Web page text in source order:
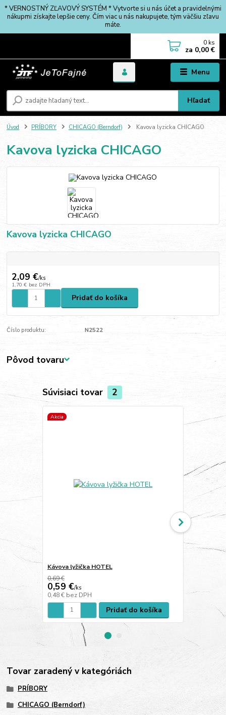
* VERNOSTNÝ ZĽAVOVÝ SYSTÉM * Vytvorte si u nás účet a pravidelnými
nákupmi získajte lepšie ceny. Čím viac u nás nakupujete, tým väčšiu zľavu
máte.
Menu
Hľadať
0 ks
za 0,00 €
Úvod PRÍBORY CHICAGO (Berndorf) Kavova lyzicka CHICAGO
Kavova lyzicka CHICAGO
Kavova lyzicka CHICAGO
2,09 €/ks
1,70 € bez DPH
Pridať do košíka
Číslo produktu: N2522
Pôvod tovaru
Súvisiaci tovar 2
Akcia
Kávova lyžička HOTEL
0,69 €
0,59 €/ks
0,48 € bez DPH
Pridať do košíka
1,89 €
Tovar zaradený v kategóriách
PRÍBORY
CHICAGO (Berndorf)